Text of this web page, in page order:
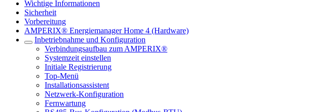
Wichtige Informationen
Sicherheit
Vorbereitung
AMPERIX® Energiemanager Home 4 (Hardware)
Inbetriebnahme und Konfiguration
Verbindungsaufbau zum AMPERIX®
Systemzeit einstellen
Initiale Registrierung
Top-Menü
Installationsassistent
Netzwerk-Konfiguration
Fernwartung